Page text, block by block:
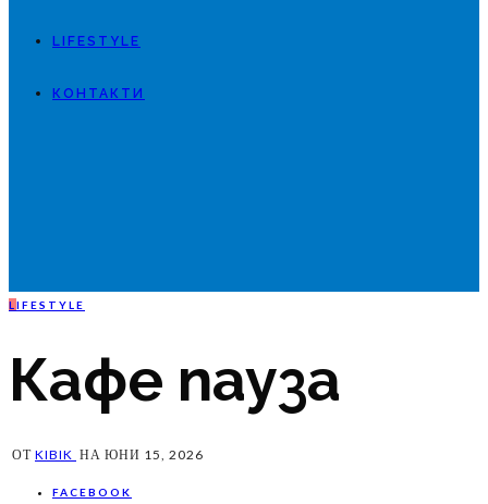
LIFESTYLE
КОНТАКТИ
L IFESTYLE
Кафе пауза
ОТ KIBIK НА ЮНИ 15, 2026
FACEBOOK